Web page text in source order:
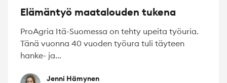
Elämäntyö maatalouden tukena
ProAgria Itä-Suomessa on tehty upeita työuria.
Tänä vuonna 40 vuoden työura tuli täyteen
hanke- ja...
Jenni Hämynen
Jenni Hämynen